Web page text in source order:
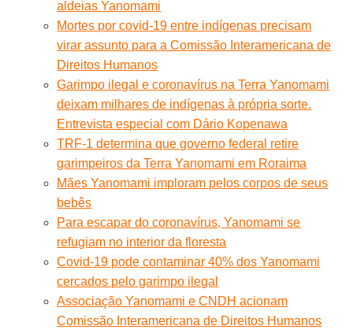
aldeias Yanomami
Mortes por covid-19 entre indígenas precisam
virar assunto para a Comissão Interamericana de
Direitos Humanos
Garimpo ilegal e coronavírus na Terra Yanomami
deixam milhares de indígenas à própria sorte.
Entrevista especial com Dário Kopenawa
TRF-1 determina que governo federal retire
garimpeiros da Terra Yanomami em Roraima
Mães Yanomami imploram pelos corpos de seus
bebês
Para escapar do coronavírus, Yanomami se
refugiam no interior da floresta
Covid-19 pode contaminar 40% dos Yanomami
cercados pelo garimpo ilegal
Associação Yanomami e CNDH acionam
Comissão Interamericana de Direitos Humanos